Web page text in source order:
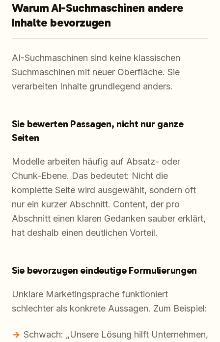
Warum AI-Suchmaschinen andere
Inhalte bevorzugen
AI-Suchmaschinen sind keine klassischen
Suchmaschinen mit neuer Oberfläche. Sie
verarbeiten Inhalte grundlegend anders.
Sie bewerten Passagen, nicht nur ganze
Seiten
Modelle arbeiten häufig auf Absatz- oder
Chunk-Ebene. Das bedeutet: Nicht die
komplette Seite wird ausgewählt, sondern oft
nur ein kurzer Abschnitt. Content, der pro
Abschnitt einen klaren Gedanken sauber erklärt,
hat deshalb einen deutlichen Vorteil.
Sie bevorzugen eindeutige Formulierungen
Unklare Marketingsprache funktioniert
schlechter als konkrete Aussagen. Zum Beispiel:
Schwach: „Unsere Lösung hilft Unternehmen,